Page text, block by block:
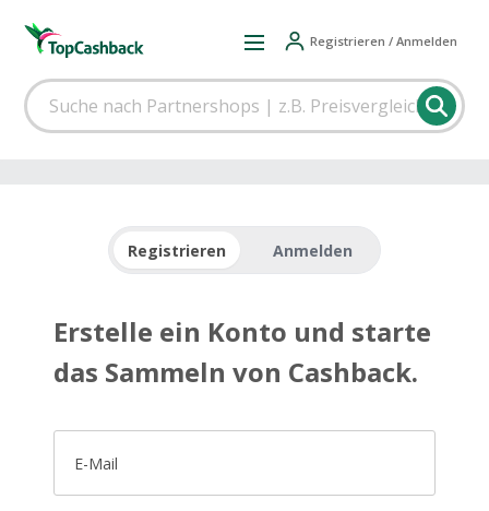
Registrieren / Anmelden
Registrieren Anmelden
Erstelle ein Konto und starte
das Sammeln von Cashback.
E-Mail